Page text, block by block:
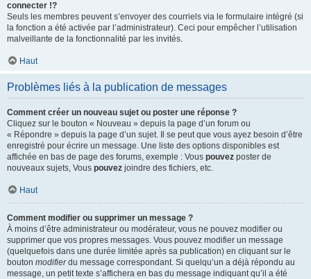
connecter !?
Seuls les membres peuvent s’envoyer des courriels via le formulaire intégré (si
la fonction a été activée par l’administrateur). Ceci pour empêcher l’utilisation
malveillante de la fonctionnalité par les invités.
Haut
Problèmes liés à la publication de messages
Comment créer un nouveau sujet ou poster une réponse ?
Cliquez sur le bouton « Nouveau » depuis la page d’un forum ou
« Répondre » depuis la page d’un sujet. Il se peut que vous ayez besoin d’être
enregistré pour écrire un message. Une liste des options disponibles est
affichée en bas de page des forums, exemple : Vous pouvez poster de
nouveaux sujets, Vous pouvez joindre des fichiers, etc.
Haut
Comment modifier ou supprimer un message ?
À moins d’être administrateur ou modérateur, vous ne pouvez modifier ou
supprimer que vos propres messages. Vous pouvez modifier un message
(quelquefois dans une durée limitée après sa publication) en cliquant sur le
bouton modifierdu message correspondant. Si quelqu’un a déjà répondu au
message, un petit texte s’affichera en bas du message indiquant qu’il a été